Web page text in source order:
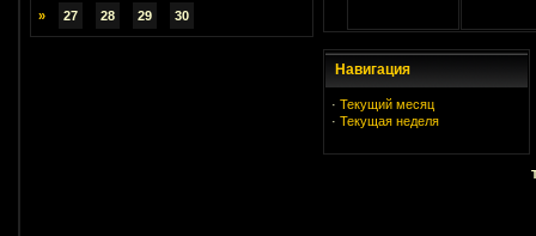
» 27 28 29 30
Навигация
· Текущий месяц
· Текущая неделя